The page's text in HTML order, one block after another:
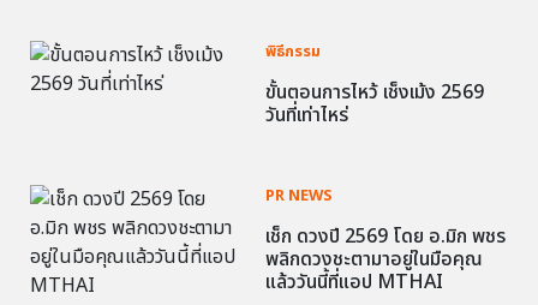
พิธีกรรม
ขั้นตอนการไหว้ เช็งเม้ง 2569
วันที่เท่าไหร่
PR NEWS
เช็ก ดวงปี 2569 โดย อ.มิก พชร
พลิกดวงชะตามาอยู่ในมือคุณ
แล้ววันนี้ที่แอป MTHAI